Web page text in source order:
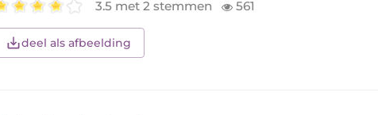
3.5 met 2 stemmen 561
deel als afbeelding